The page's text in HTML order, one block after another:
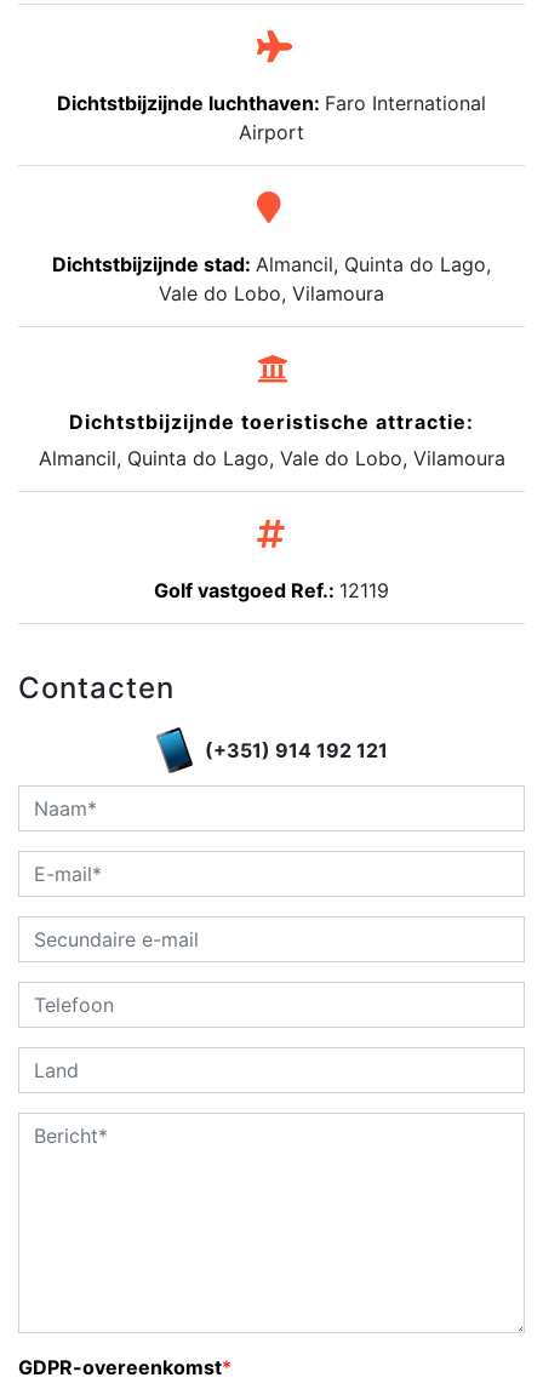
Dichtstbijzijnde luchthaven: Faro International
Airport
Dichtstbijzijnde stad: Almancil, Quinta do Lago,
Vale do Lobo, Vilamoura
Dichtstbijzijnde toeristische attractie:
Almancil, Quinta do Lago, Vale do Lobo, Vilamoura
Golf vastgoed Ref.: 12119
Contacten
(+351) 914 192 121
GDPR-overeenkomst*